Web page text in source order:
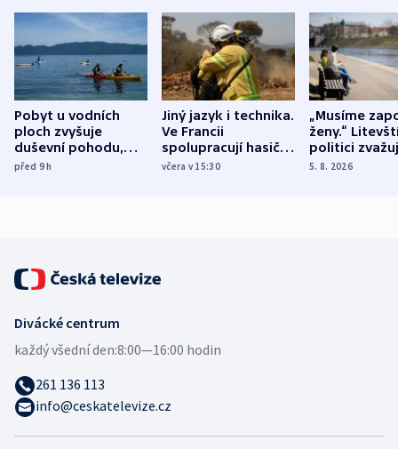
Pobyt u vodních
ploch zvyšuje
duševní pohodu,
ukázala
před 9h
Jiný jazyk i technika.
Ve Francii
spolupracují hasiči z
různých zemí
včera v 15:30
„Musíme
ženy.“
politici
dohodu o
5. 8. 2026
Divácké centrum
každý všední den:8:00—16:00 hodin
261 136 113
info@ceskatelevize.cz